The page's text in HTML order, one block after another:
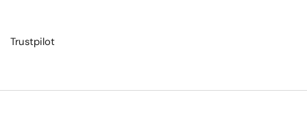
Trustpilot